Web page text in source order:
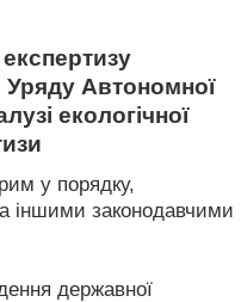
Уряду Автономної
екологічної
у порядку,
іншими законодавчими
державної